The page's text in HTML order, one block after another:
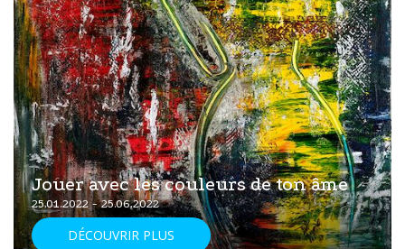
Jouer avec les couleurs de ton âme
25.01.2022 - 25.06.2022
DÉCOUVRIR PLUS